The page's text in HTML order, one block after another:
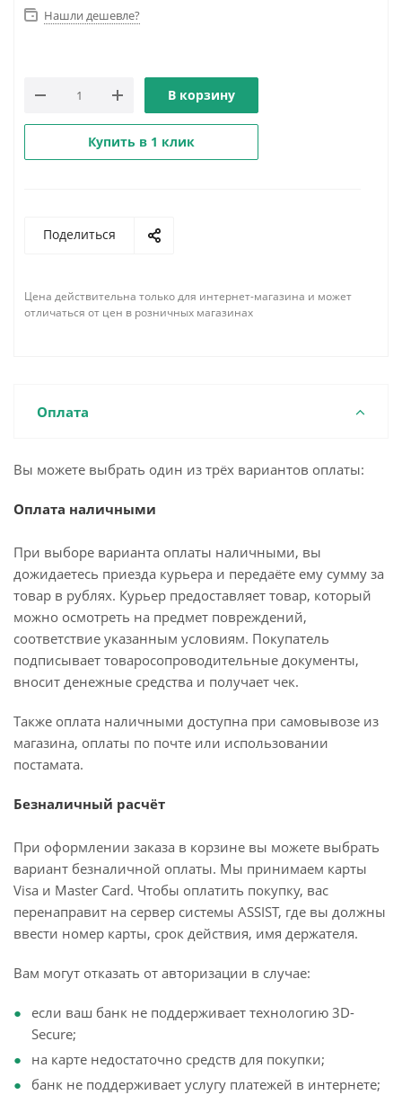
Нашли дешевле?
В корзину
Купить в 1 клик
Поделиться
Цена действительна только для интернет-магазина и может
отличаться от цен в розничных магазинах
Оплата
Вы можете выбрать один из трёх вариантов оплаты:
Оплата наличными
При выборе варианта оплаты наличными, вы
дожидаетесь приезда курьера и передаёте ему сумму за
товар в рублях. Курьер предоставляет товар, который
можно осмотреть на предмет повреждений,
соответствие указанным условиям. Покупатель
подписывает товаросопроводительные документы,
вносит денежные средства и получает чек.
Также оплата наличными доступна при самовывозе из
магазина, оплаты по почте или использовании
постамата.
Безналичный расчёт
При оформлении заказа в корзине вы можете выбрать
вариант безналичной оплаты. Мы принимаем карты
Visa и Master Card. Чтобы оплатить покупку, вас
перенаправит на сервер системы ASSIST, где вы должны
ввести номер карты, срок действия, имя держателя.
Вам могут отказать от авторизации в случае:
если ваш банк не поддерживает технологию 3D-
Secure;
на карте недостаточно средств для покупки;
банк не поддерживает услугу платежей в интернете;